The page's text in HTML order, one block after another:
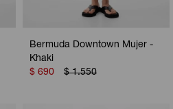
Bermuda Downtown Mujer -
Khaki
$ 690 $ 1.550